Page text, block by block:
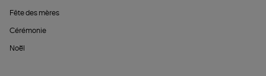
Fête des mères
Cérémonie
Noël